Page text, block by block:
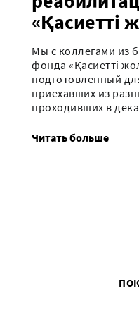
«Қасиетті
Мы с коллегами из
фонда «Қасиетті
подготовленный
приехавших из
проходивших в
Читать больше